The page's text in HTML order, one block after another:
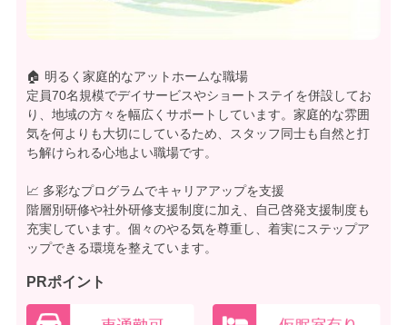
🏠 明るく家庭的なアットホームな職場
定員70名規模でデイサービスやショートステイを併設してお
り、地域の方々を幅広くサポートしています。家庭的な雰囲
気を何よりも大切にしているため、スタッフ同士も自然と打
ち解けられる心地よい職場です。
📈 多彩なプログラムでキャリアアップを支援
階層別研修や社外研修支援制度に加え、自己啓発支援制度も
充実しています。個々のやる気を尊重し、着実にステップア
ップできる環境を整えています。
PRポイント